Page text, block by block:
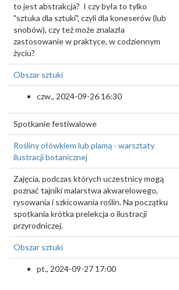
to jest abstrakcja? I czy była to tylko
"sztuka dla sztuki", czyli dla koneserów (lub
snobów), czy też może znalazła
zastosowanie w praktyce, w codziennym
życiu?
Obszar sztuki
czw., 2024-09-26 16:30
Spotkanie festiwalowe
Rośliny ołówkiem lub plamą - warsztaty
ilustracji botanicznej
Zajęcia, podczas których uczestnicy mogą
poznać tajniki malarstwa akwarelowego,
rysowania i szkicowania roślin. Na początku
spotkania krótka prelekcja o ilustracji
przyrodniczej.
Obszar sztuki
pt., 2024-09-27 17:00